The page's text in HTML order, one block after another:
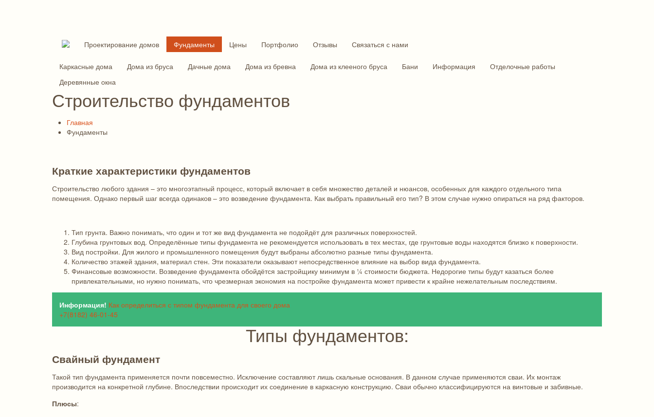
Проектирование домов Фундаменты Цены Портфолио Отзывы Связаться с нами
Каркасные дома Дома из бруса Дачные дома Дома из бревна Дома из клееного бруса Бани Информация
Отделочные работы
Деревянные окна
Строительство фундаментов
Главная
Фундаменты
Краткие характеристики фундаментов
Строительство любого здания – это многоэтапный процесс, который включает в себя множество деталей и нюансов, особенных для каждого отдельного типа
помещения. Однако первый шаг всегда одинаков – это возведение фундамента. Как выбрать правильный его тип? В этом случае нужно опираться на ряд факторов.
Тип грунта. Важно понимать, что один и тот же вид фундамента не подойдёт для различных поверхностей.
Глубина грунтовых вод. Определённые типы фундамента не рекомендуется использовать в тех местах, где грунтовые воды находятся близко к поверхности.
Вид постройки. Для жилого и промышленного помещения будут выбраны абсолютно разные типы фундамента.
Количество этажей здания, материал стен. Эти показатели оказывают непосредственное влияние на выбор вида фундамента.
Финансовые возможности. Возведение фундамента обойдётся застройщику минимум в ¼ стоимости бюджета. Недорогие типы будут казаться более
привлекательными, но нужно понимать, что чрезмерная экономия на постройке фундамента может привести к крайне нежелательным последствиям.
Информация! Как определиться с типом фундамента для своего дома
+7(8182) 46-01-45
Типы фундаментов:
Свайный фундамент
Такой тип фундамента применяется почти повсеместно. Исключение составляют лишь скальные основания. В данном случае применяются сваи. Их монтаж
производится на конкретной глубине. Впоследствии происходит их соединение в каркасную конструкцию. Сваи обычно классифицируются на винтовые и забивные.
Плюсы: